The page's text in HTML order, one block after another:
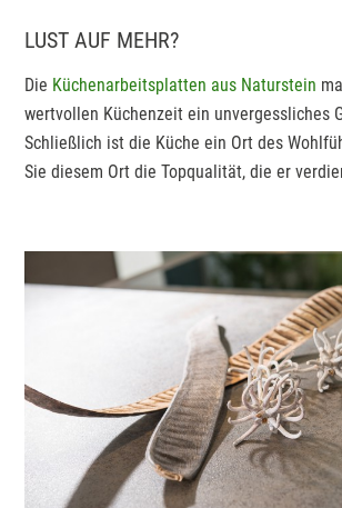
LUST AUF MEHR?
Die Küchenarbeitsplatten aus Naturstein
wertvollen Küchenzeit ein unvergessliches
Schließlich ist die Küche ein Ort des
Sie diesem Ort die Topqualität, die er